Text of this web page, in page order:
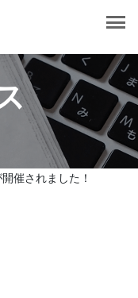
いて
制作
催されました！